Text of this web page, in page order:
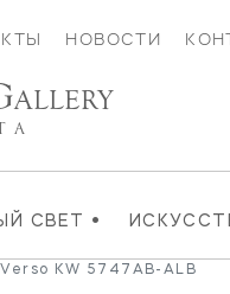
НОВОСТИ
СВЕТ •
ALLERY
Verso KW 5747AB-ALB